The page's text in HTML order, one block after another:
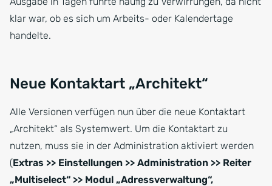
klar war, ob es sich um Arbeits- oder Kalendertage
handelte.
Neue Kontaktart „Architekt“
Alle Versionen verfügen nun über die neue Kontaktart
„Architekt“ als Systemwert. Um die Kontaktart zu
nutzen, muss sie in der Administration aktiviert werden
(Extras >> Einstellungen >> Administration >> Reiter
„Multiselect“ >> Modul „Adressverwaltung“,